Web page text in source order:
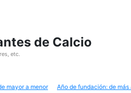
de Calcio
etc.
mayor a menor
Año de fundación: de